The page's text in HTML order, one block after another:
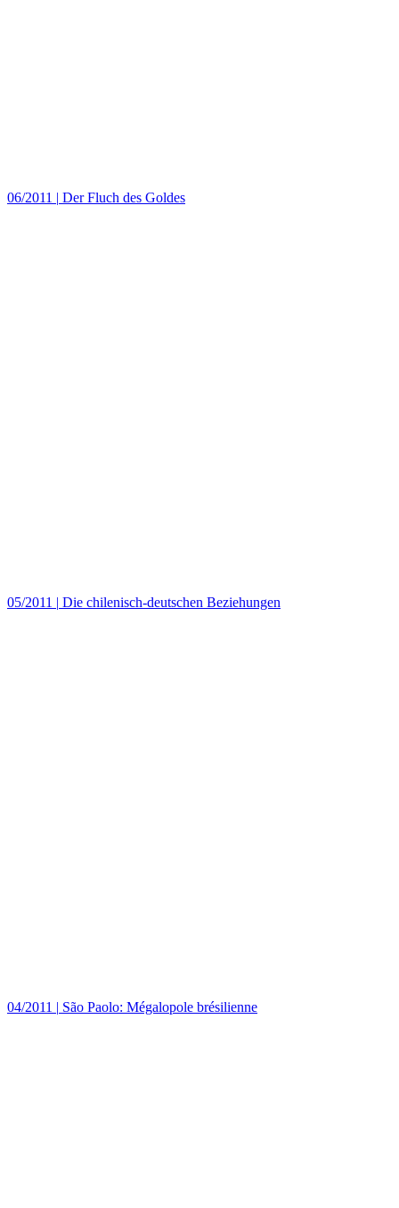
06/2011 | Der Fluch des Goldes
05/2011 | Die chilenisch-deutschen Beziehungen
04/2011 | São Paolo: Mégalopole brésilienne